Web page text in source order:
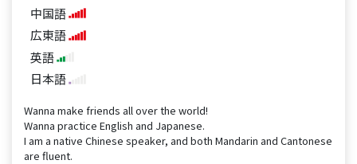
中国語
広東語
英語
日本語
Wanna make friends all over the world!
Wanna practice English and Japanese.
I am a native Chinese speaker, and both Mandarin and Cantonese
are fluent.